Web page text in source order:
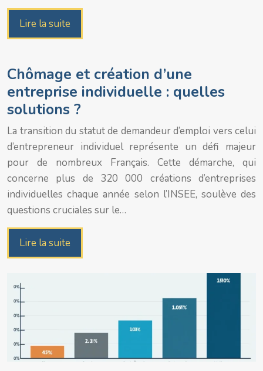
Lire la suite
Chômage et création d’une
entreprise individuelle : quelles
solutions ?
La transition du statut de demandeur d’emploi vers celui
d’entrepreneur individuel représente un défi majeur
pour de nombreux Français. Cette démarche, qui
concerne plus de 320 000 créations d’entreprises
individuelles chaque année selon l’INSEE, soulève des
questions cruciales sur le…
Lire la suite